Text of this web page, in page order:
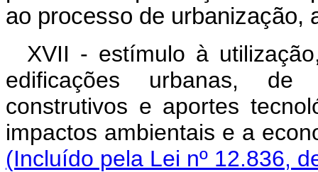
ao processo de urbanização,
XVII - estímulo à
edificações urbanas, de
construtivos e aportes
impactos ambientais e a
(Incluído pela Lei nº 12.836,